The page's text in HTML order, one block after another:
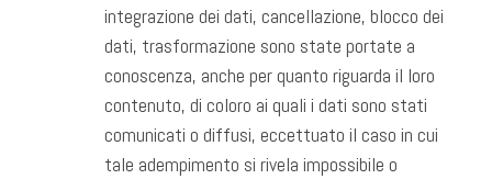
integrazione dei dati, cancellazione, blocco dei
dati, trasformazione sono state portate a
conoscenza, anche per quanto riguarda il loro
contenuto, di coloro ai quali i dati sono stati
comunicati o diffusi, eccettuato il caso in cui
tale adempimento si rivela impossibile o